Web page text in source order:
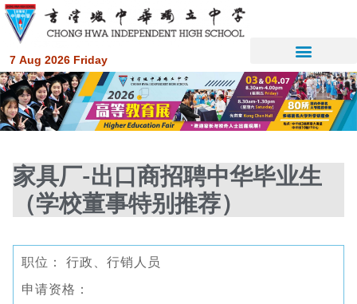
7 Aug 2026 Friday
家具厂-出口商招聘中华毕业生
（学校董事特别推荐）
职位： 行政、行销人员
申请资格：